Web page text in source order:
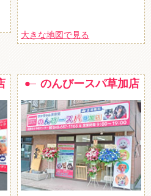
大きな地図で見る
のんびースパ草加店